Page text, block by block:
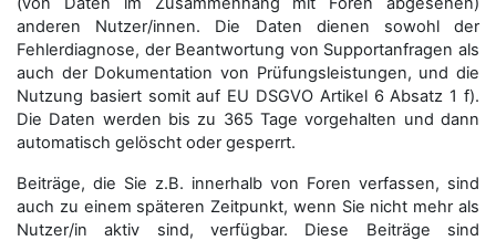
anderen Nutzer/innen. Die Daten dienen sowohl der
Fehlerdiagnose, der Beantwortung von Supportanfragen als
auch der Dokumentation von Prüfungsleistungen, und die
Nutzung basiert somit auf EU DSGVO Artikel 6 Absatz 1 f).
Die Daten werden bis zu 365 Tage vorgehalten und dann
automatisch gelöscht oder gesperrt.
Beiträge, die Sie z.B. innerhalb von Foren verfassen, sind
auch zu einem späteren Zeitpunkt, wenn Sie nicht mehr als
Nutzer/in aktiv sind, verfügbar. Diese Beiträge sind